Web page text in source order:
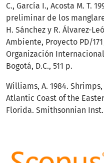
C., García I., Acosta M. T.
preliminar de los
H. Sánchez y R. Álvarez-
Ambiente, Proyecto PD/
Organización
Bogotá, D.C., 511 p.
Williams, A. 1984.
Atlantic Coast of the
Florida. Smithsonnian Inst.